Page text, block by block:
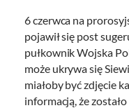
6 czerwca na
pojawił się post
pułkownik Wojska
może ukrywa się
miałoby być zdjęcie
informacją, że